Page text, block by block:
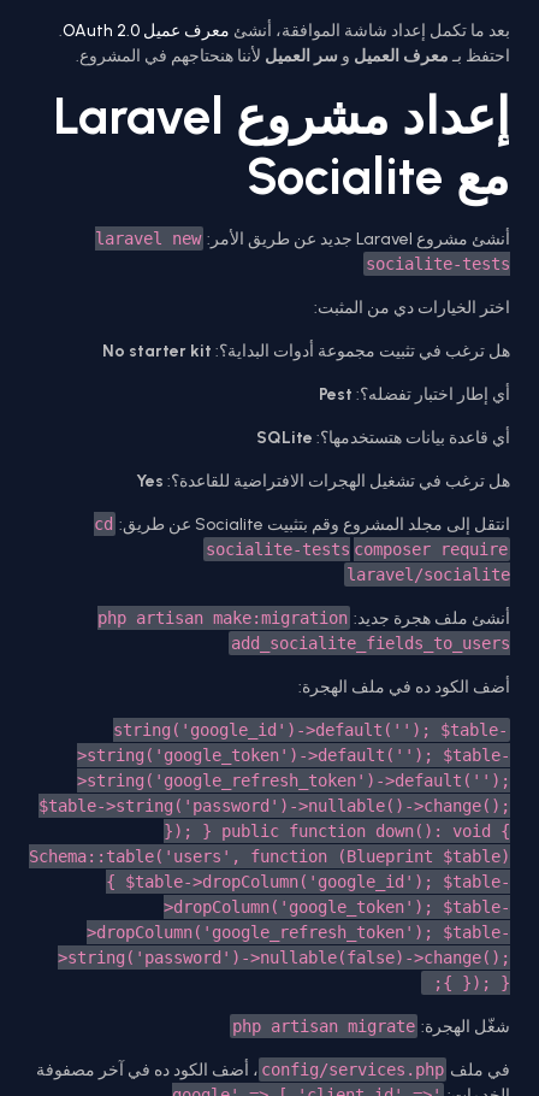
بعد ما تكمل إعداد شاشة الموافقة، أنشئ معرف عميل OAuth 2.0
.
احتفظ بـمعرف العميل و سر العميل لأننا هنحتاجهم في المشروع.
إعداد مشروع Laravel
مع Socialite
أنشئ مشروع Laravel جديد عن طريق الأمر:
laravel new
socialite-tests
اختر الخيارات دي من المثبت:
هل ترغب في تثبيت مجموعة أدوات البداية؟: No starter kit
أي إطار اختبار تفضله؟: Pest
أي قاعدة بيانات هتستخدمها؟: SQLite
هل ترغب في تشغيل الهجرات الافتراضية للقاعدة؟: Yes
انتقل إلى مجلد المشروع وقم بتثبيت Socialite عن طريق:
cd
socialite-tests composer require
laravel/socialite
أنشئ ملف هجرة جديد: php artisan make:migration
add_socialite_fields_to_users
أضف الكود ده في ملف الهجرة:
string('google_id')->default(''); $table-
>string('google_token')->default(''); $table-
>string('google_refresh_token')->default('');
$table->string('password')->nullable()->change();
}); } public function down(): void {
Schema::table('users', function (Blueprint $table)
{ $table->dropColumn('google_id'); $table-
>dropColumn('google_token'); $table-
>dropColumn('google_refresh_token'); $table-
>string('password')->nullable(false)->change();
}); } };
شغّل الهجرة: php artisan migrate
في ملف config/services.php ، أضف الكود ده في آخر مصفوفة